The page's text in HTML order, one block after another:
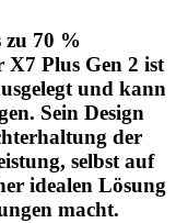
zu 70 %
Plus Gen 2 ist
und kann
Sein Design
der
selbst auf
idealen Lösung
macht.